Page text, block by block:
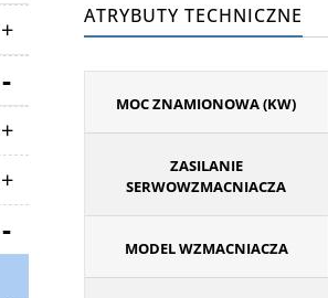
ATRYBUTY TECHNICZNE
MOC ZNAMIONOWA (KW)
ZASILANIE
SERWOWZMACNIACZA
MODEL WZMACNIACZA